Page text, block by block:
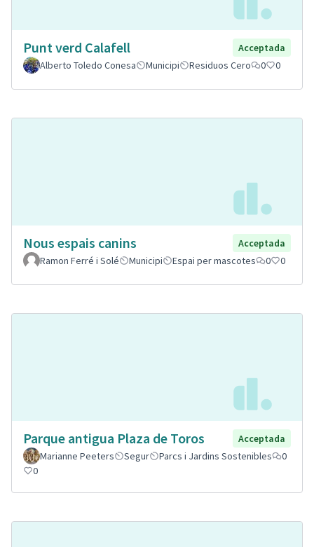
Punt verd Calafell
Acceptada
Alberto Toledo Conesa
Municipi Residuos Cero 0 0
Nous espais canins
Acceptada
Ramon Ferré i Solé
Municipi Espai per mascotes 0 0
Parque antigua Plaza de Toros
Acceptada
Marianne Peeters
Segur Parcs i Jardins Sostenibles
0
0